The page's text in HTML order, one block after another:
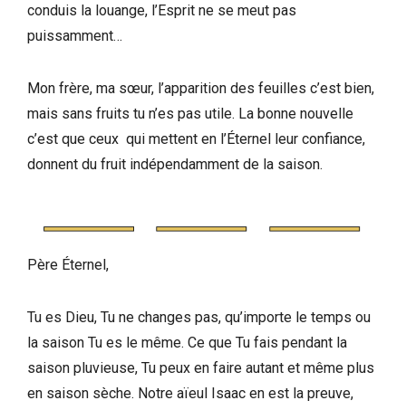
conduis la louange, l’Esprit ne se meut pas
puissamment…
Mon frère, ma sœur, l’apparition des feuilles c’est bien,
mais sans fruits tu n’es pas utile. La bonne nouvelle
c’est que ceux qui mettent en l’Éternel leur confiance,
donnent du fruit indépendamment de la saison.
Père Éternel,
Tu es Dieu, Tu ne changes pas, qu’importe le temps ou
la saison Tu es le même. Ce que Tu fais pendant la
saison pluvieuse, Tu peux en faire autant et même plus
en saison sèche. Notre aïeul Isaac en est la preuve,